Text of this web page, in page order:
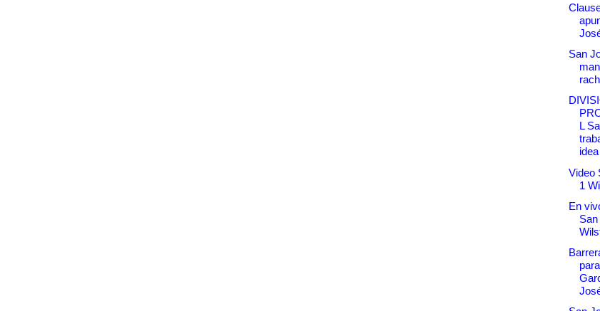
San
L
Video
1
En